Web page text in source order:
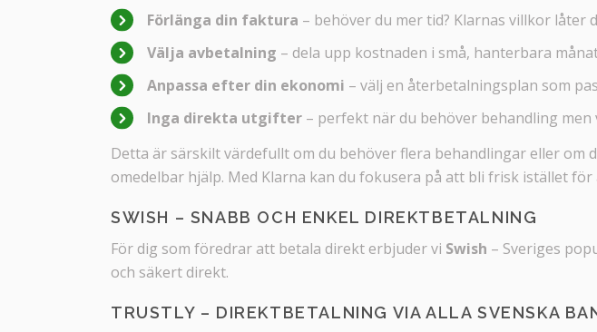
Förlänga din faktura – behöver du mer tid? Klarnas villkor låter
Välja avbetalning – dela upp kostnaden i små, hanterbara
Anpassa efter din ekonomi – välj en återbetalningsplan som
Inga direkta utgifter – perfekt när du behöver behandling
Detta är särskilt värdefullt om du behöver flera behandlingar eller om
omedelbar hjälp. Med Klarna kan du fokusera på att bli frisk istället
SWISH – SNABB OCH ENKEL DIREKTBETALNING
För dig som föredrar att betala direkt erbjuder vi Swish – Sveriges
och säkert direkt.
TRUSTLY – DIREKTBETALNING VIA ALLA SVENSKA